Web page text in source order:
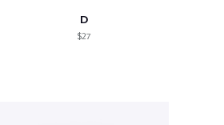
D
$27